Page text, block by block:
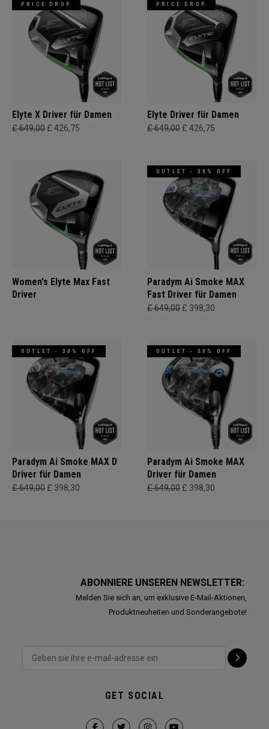
PRICE DROP
Elyte X Driver für Damen
£ 649,00 £ 426,75
PRICE DROP
Elyte Driver für Damen
£ 649,00 £ 426,75
Women's Elyte Max Fast
Driver
OUTLET - 30% OFF
Paradym Ai Smoke MAX
Fast Driver für Damen
£ 649,00 £ 398,30
OUTLET - 30% OFF
Paradym Ai Smoke MAX D
Driver für Damen
£ 649,00 £ 398,30
OUTLET - 30% OFF
Paradym Ai Smoke MAX
Driver für Damen
£ 649,00 £ 398,30
ABONNIERE UNSEREN NEWSLETTER:
Melden Sie sich an, um exklusive E-Mail-Aktionen,
Produktneuheiten und Sonderangebote!
GET SOCIAL